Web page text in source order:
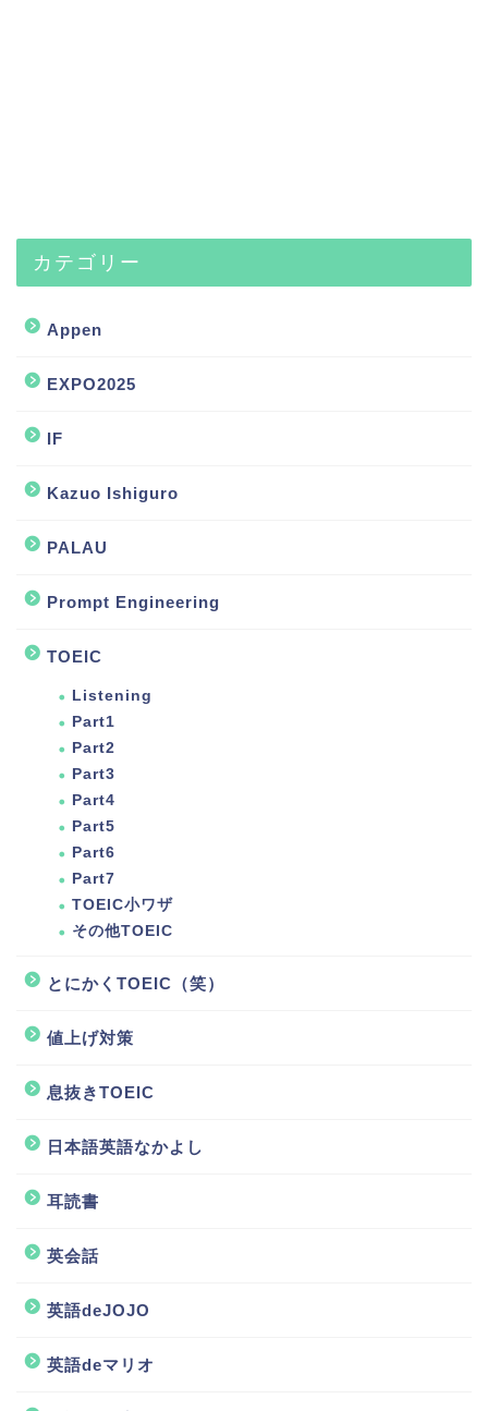
カテゴリー
Appen
EXPO2025
IF
Kazuo Ishiguro
PALAU
Prompt Engineering
TOEIC
Listening
Part1
Part2
Part3
Part4
Part5
Part6
Part7
TOEIC小ワザ
その他TOEIC
とにかくTOEIC（笑）
値上げ対策
息抜きTOEIC
日本語英語なかよし
耳読書
英会話
英語deJOJO
英語deマリオ